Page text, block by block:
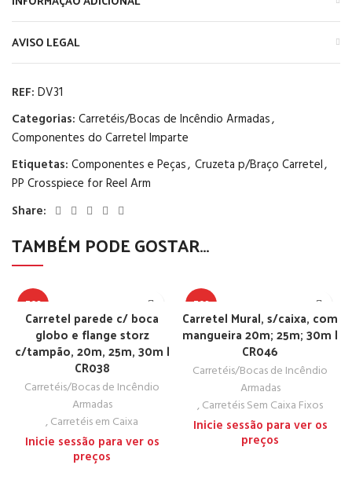
AVISO LEGAL
REF: DV31
Categorias: Carretéis/Bocas de Incêndio Armadas,
Componentes do Carretel Imparte
Etiquetas: Componentes e Peças, Cruzeta p/Braço Carretel,
PP Crosspiece for Reel Arm
Share:
TAMBÉM PODE GOSTAR…
TOP
Carretel parede c/ boca
globo e flange storz
c/tampão, 20m, 25m, 30m |
CR038
Carretéis/Bocas de Incêndio
Armadas
,Carretéis em Caixa
Inicie sessão para ver os
preços
TOP
Carretel Mural, s/caixa, com
mangueira 20m; 25m; 30m |
CR046
Carretéis/Bocas de Incêndio
Armadas
,Carretéis Sem Caixa Fixos
Inicie sessão para ver os
preços